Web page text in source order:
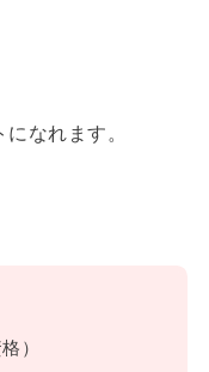
なれます。
）